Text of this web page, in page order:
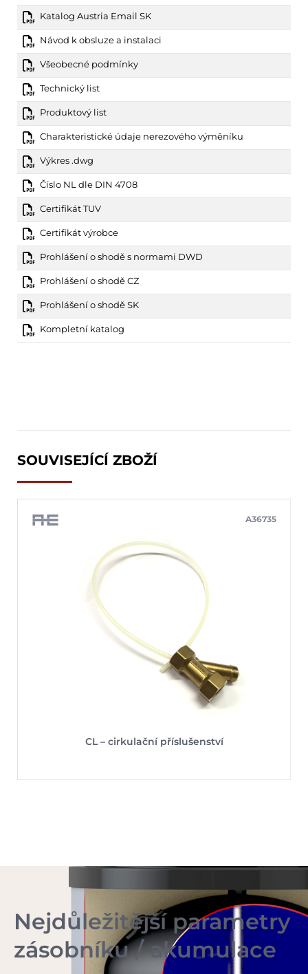
Katalog Austria Email SK
Návod k obsluze a instalaci
Všeobecné podmínky
Technický list
Produktový list
Charakteristické údaje nerezového výměníku
Výkres .dwg
Číslo NL dle DIN 4708
Certifikát TUV
Certifikát výrobce
Prohlášení o shodě s normami DWD
Prohlášení o shodě CZ
Prohlášení o shodě SK
Kompletní katalog
SOUVISEJÍCÍ ZBOŽÍ
CL – cirkulační příslušenství
A36735
Nejdůležitější parametry
zásobníku / akumulace